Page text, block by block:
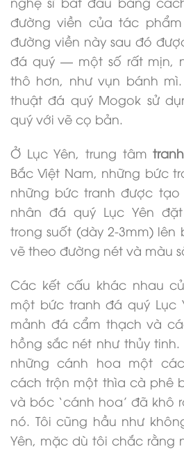
đường viền của tác
đường viền này sau đó
đá quý — một số rất mịn,
thô hơn, như vụn bánh
thuật đá quý Mogok sử
quý với vẽ cọ bản.
Ở Lục Yên, trung tâm
Bắc Việt Nam, những bức
những bức tranh được
nhân đá quý Lục Yên
trong suốt (dày 2-3mm) lên
vẽ theo đường nét và màu
Các kết cấu khác nhau
một bức tranh đá quý Lục
mảnh đá cẩm thạch và
hồng sắc nét như thủy
những cánh hoa một
cách trộn một thìa cà phê
và bóc ‘cánh hoa’ đã khô
nó. Tôi cũng hầu như
Yên, mặc dù tôi chắc rằng